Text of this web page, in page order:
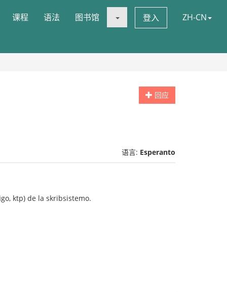
课程 语法 图书馆 登入 ZH-CN
回应
语言: Esperanto
ktp) de la skribsistemo.